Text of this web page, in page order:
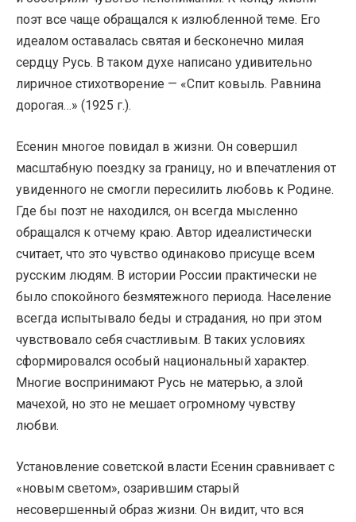
поэт все чаще обращался к излюбленной теме. Его
идеалом оставалась святая и бесконечно милая
сердцу Русь. В таком духе написано удивительно
лиричное стихотворение — «Спит ковыль. Равнина
дорогая…» (1925 г.).
Есенин многое повидал в жизни. Он совершил
масштабную поездку за границу, но и впечатления от
увиденного не смогли пересилить любовь к Родине.
Где бы поэт не находился, он всегда мысленно
обращался к отчему краю. Автор идеалистически
считает, что это чувство одинаково присуще всем
русским людям. В истории России практически не
было спокойного безмятежного периода. Население
всегда испытывало беды и страдания, но при этом
чувствовало себя счастливым. В таких условиях
сформировался особый национальный характер.
Многие воспринимают Русь не матерью, а злой
мачехой, но это не мешает огромному чувству
любви.
Установление советской власти Есенин сравнивает с
«новым светом», озарившим старый
несовершенный образ жизни. Он видит, что вся